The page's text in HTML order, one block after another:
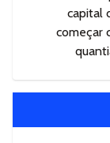
capital
começar